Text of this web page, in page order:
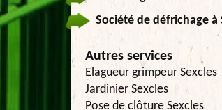
Société de défrichage
Autres services
Elagueur grimpeur Sexcles
Jardinier Sexcles
Pose de clôture Sexcles